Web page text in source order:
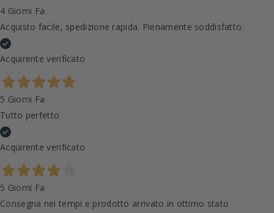
4 Giorni Fa
Acquisto facile, spedizione rapida. Pienamente soddisfatto.
Acquirente verificato
5 Giorni Fa
Tutto perfetto
Acquirente verificato
5 Giorni Fa
Consegna nei tempi e prodotto arrivato in ottimo stato